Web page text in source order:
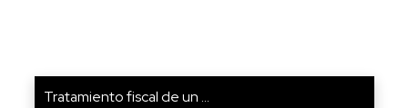
Tratamiento fiscal de un ...